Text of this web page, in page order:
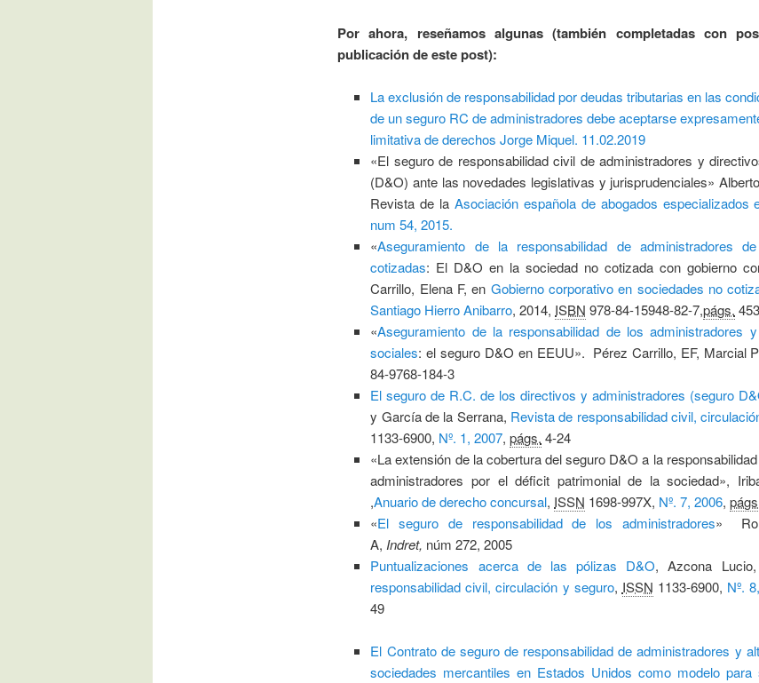
Por ahora, reseñamos algunas (también completadas con
publicación de este post):
La exclusión de responsabilidad por deudas tributarias en las
de un seguro RC de administradores debe aceptarse
limitativa de derechos Jorge Miquel. 11.02.2019
«El seguro de responsabilidad civil de administradores y
(D&O) ante las novedades legislativas y jurisprudenciales»
Revista de laAsociación española de abogados especializados
num 54, 2015.
«Aseguramiento de la responsabilidad de administradores
cotizadas: El D&O en la sociedad no cotizada con gobierno
Carrillo, Elena F, en Gobierno corporativo en sociedades no
Santiago Hierro Anibarro, 2014, ISBN 978-84-15948-82-7,págs.
«Aseguramiento de la responsabilidad de los administradores
sociales:el seguro D&O en EEUU». Pérez Carrillo, EF, Marcial
84-9768-184-3
El seguro de R.C. de los directivos y administradores (seguro
y García de la Serrana, Revista de responsabilidad civil,
1133-6900, Nº. 1, 2007,págs. 4-24
«La extensión de la cobertura del seguro D&O a la
administradores por el déficit patrimonial de la sociedad»,
,Anuario de derecho concursal, ISSN 1698-997X, Nº. 7, 2006,
«El seguro de responsabilidad de los administradores»
A, Indret, núm 272, 2005
Puntualizaciones acerca de las pólizas D&O,Azcona
responsabilidad civil, circulación y seguro, ISSN 1133-6900, Nº.
49
El Contrato de seguro de responsabilidad de administradores y
sociedades mercantiles en Estados Unidos como modelo para